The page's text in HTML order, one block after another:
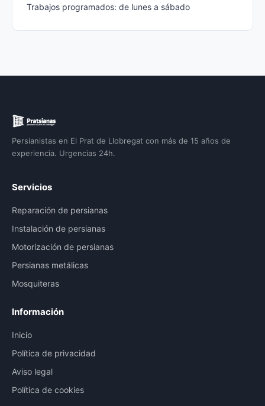
Trabajos programados: de lunes a sábado
Persianistas en El Prat de Llobregat con más de 15 años de
experiencia. Urgencias 24h.
Servicios
Reparación de persianas
Instalación de persianas
Motorización de persianas
Persianas metálicas
Mosquiteras
Información
Inicio
Política de privacidad
Aviso legal
Política de cookies